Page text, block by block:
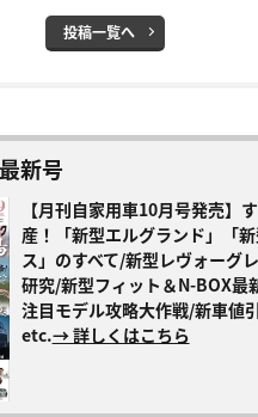
投稿一覧へ
新号
【月刊自家用車10月号発売】
産！「新型エルグランド」「
ス」のすべて/新型レヴォーグ
研究/新型フィット＆N-BOX最
注目モデル攻略大作戦/新車値
etc.→ 詳しくはこちら